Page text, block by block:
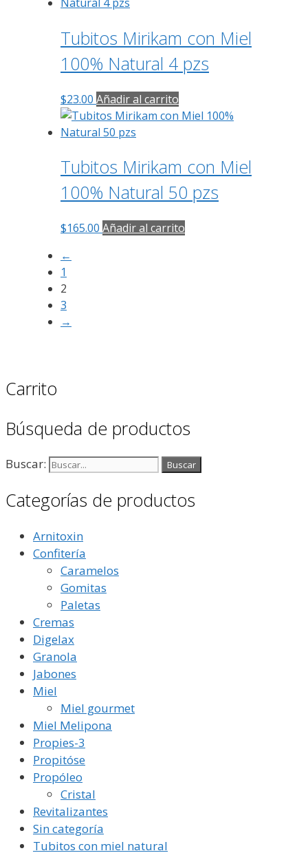
Tubitos Mirikam con Miel
100% Natural 4 pzs
$23.00 Añadir al carrito
Tubitos Mirikam con Miel
100% Natural 50 pzs
$165.00 Añadir al carrito
←
1
2
3
→
Carrito
Búsqueda de productos
Buscar:
Categorías de productos
Arnitoxin
Confitería
Caramelos
Gomitas
Paletas
Cremas
Digelax
Granola
Jabones
Miel
Miel gourmet
Miel Melipona
Propies-3
Propitóse
Propóleo
Cristal
Revitalizantes
Sin categoría
Tubitos con miel natural